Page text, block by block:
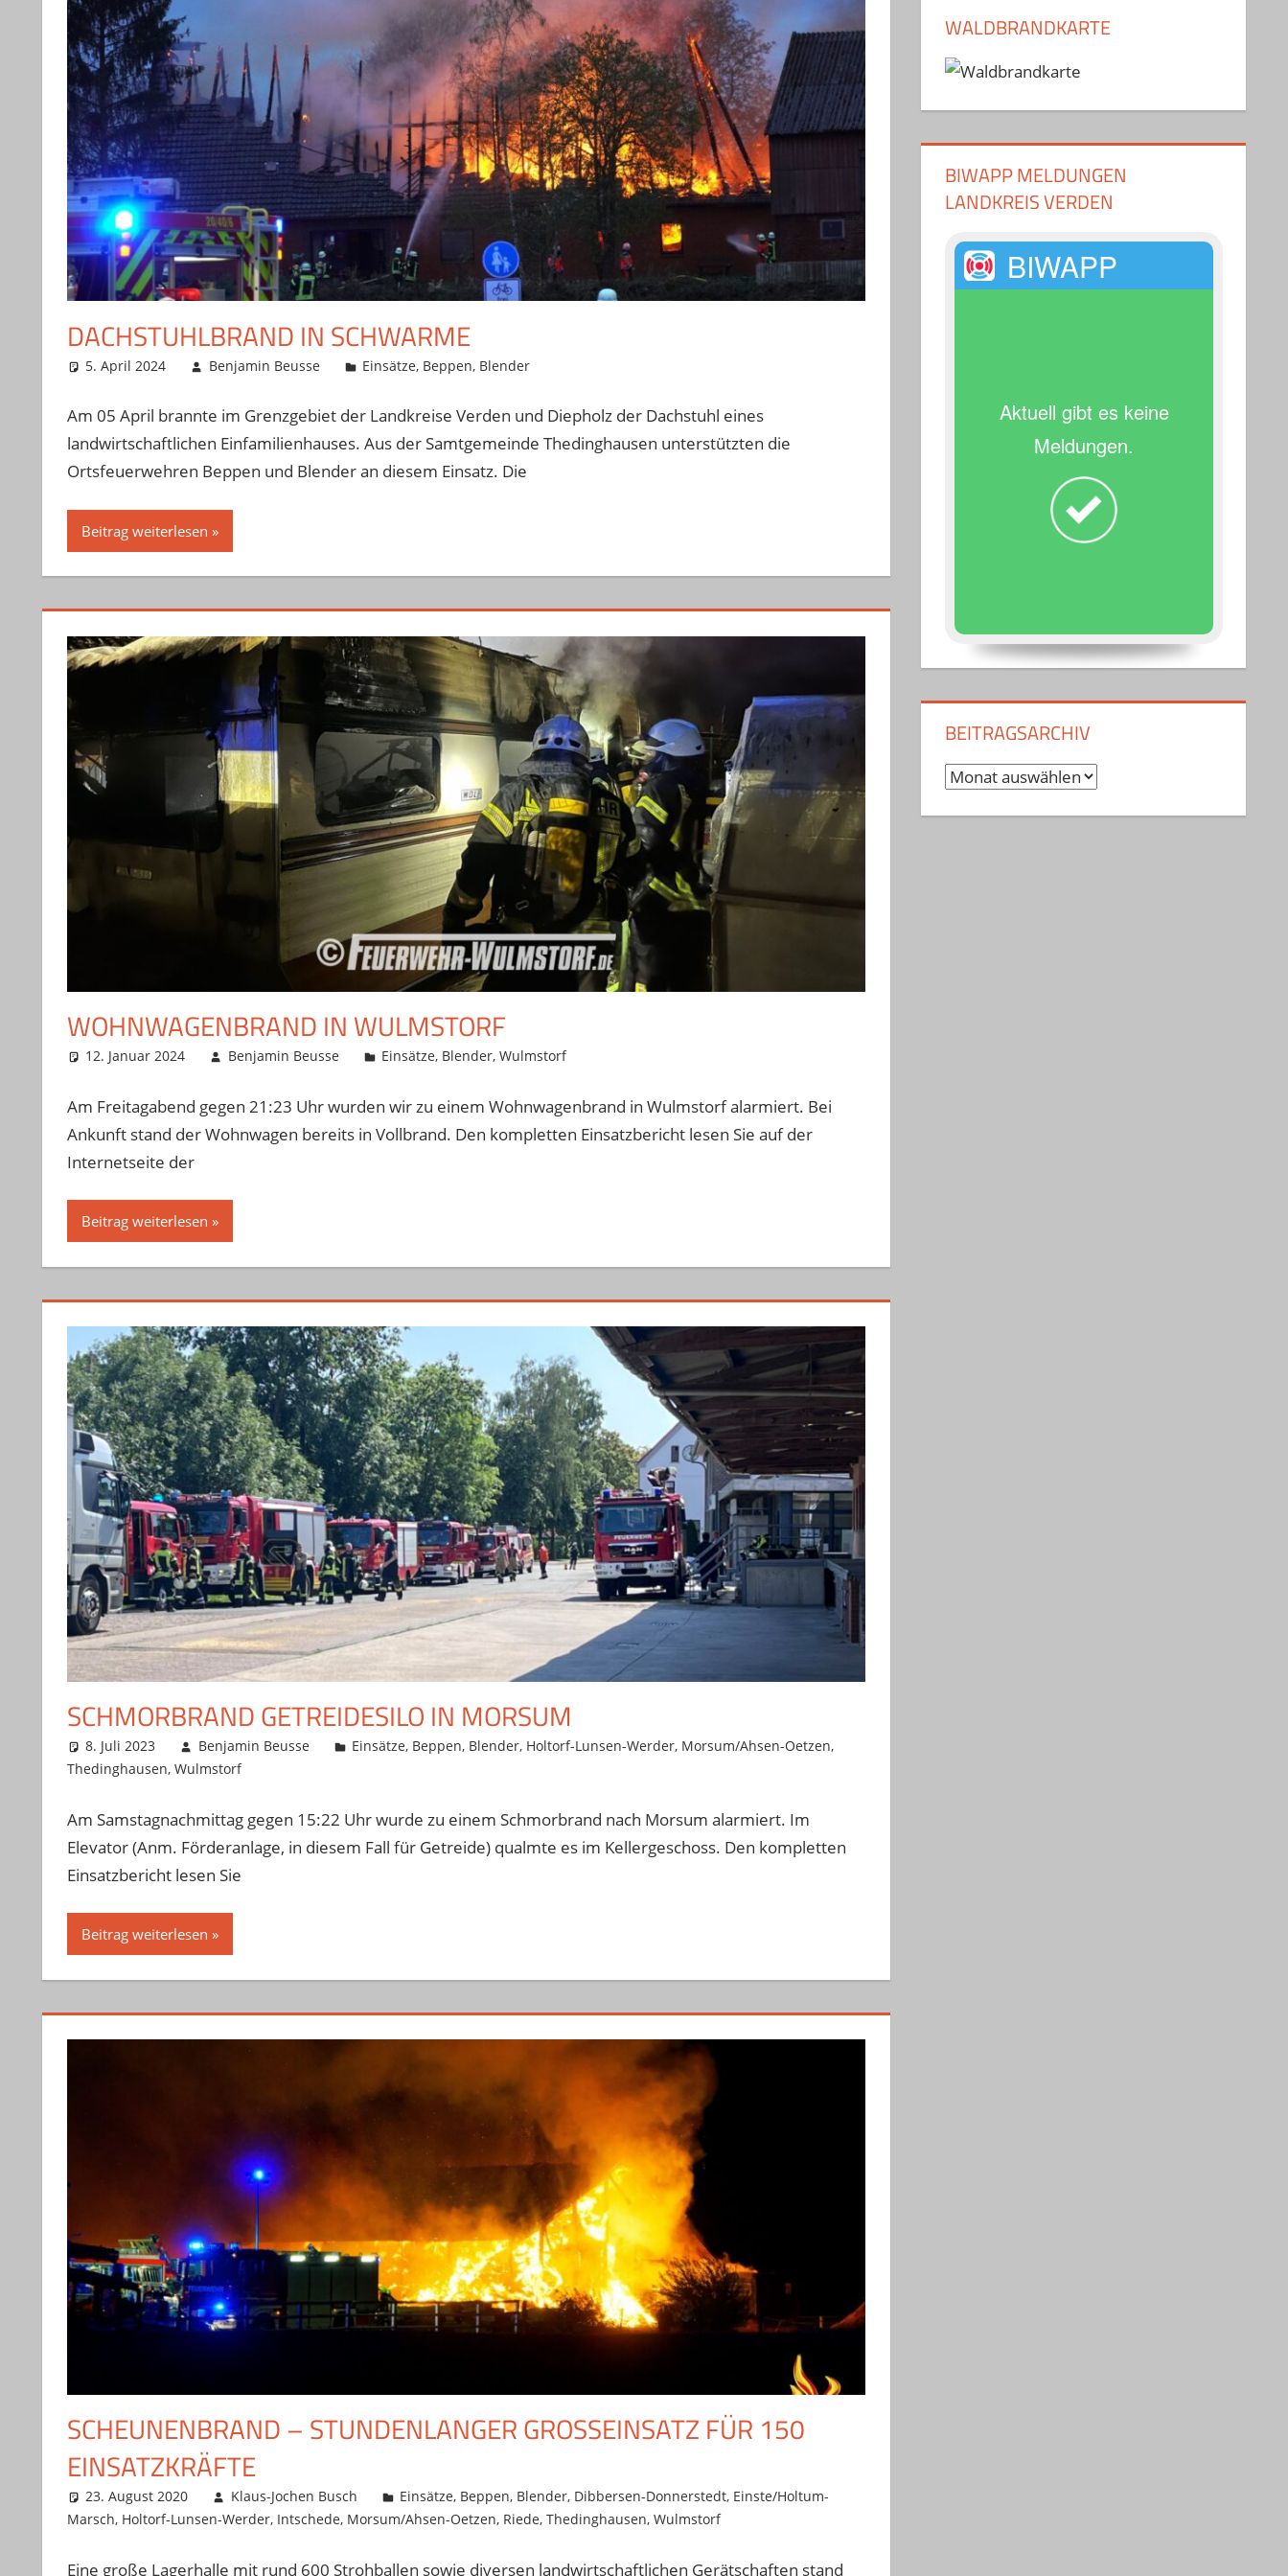
DACHSTUHLBRAND IN SCHWARME
5. April 2024 Benjamin Beusse Einsätze, Beppen, Blender
Am 05 April brannte im Grenzgebiet der Landkreise Verden und Diepholz der Dachstuhl eines
landwirtschaftlichen Einfamilienhauses. Aus der Samtgemeinde Thedinghausen unterstützten die
Ortsfeuerwehren Beppen und Blender an diesem Einsatz. Die
Beitrag weiterlesen
WOHNWAGENBRAND IN WULMSTORF
12. Januar 2024 Benjamin Beusse Einsätze, Blender,Wulmstorf
Am Freitagabend gegen 21:23 Uhr wurden wir zu einem Wohnwagenbrand in Wulmstorf alarmiert. Bei
Ankunft stand der Wohnwagen bereits in Vollbrand. Den kompletten Einsatzbericht lesen Sie auf der
Internetseite der
Beitrag weiterlesen
SCHMORBRAND GETREIDESILO IN MORSUM
8. Juli 2023 Benjamin Beusse Einsätze, Beppen, Blender, Holtorf-Lunsen-Werder, Morsum/Ahsen-Oetzen,
Thedinghausen, Wulmstorf
Am Samstagnachmittag gegen 15:22 Uhr wurde zu einem Schmorbrand nach Morsum alarmiert. Im
Elevator (Anm. Förderanlage, in diesem Fall für Getreide) qualmte es im Kellergeschoss. Den kompletten
Einsatzbericht lesen Sie
Beitrag weiterlesen
SCHEUNENBRAND – STUNDENLANGER GROSSEINSATZ FÜR 150 E
INSATZKRÄFTE
23. August 2020 Klaus-Jochen Busch Einsätze, Beppen, Blender, Dibbersen-Donnerstedt, Einste/Holtum-
Marsch, Holtorf-Lunsen-Werder, Intschede, Morsum/Ahsen-Oetzen, Riede, Thedinghausen, Wulmstorf
Eine große Lagerhalle mit rund 600 Strohballen sowie diversen landwirtschaftlichen Gerätschaften stand
WALDBRANDKARTE
BIWAPP MELDUNGEN
LANDKREIS VERDEN
BIWAPP
Aktuell gibt es keine
Meldungen.
BEITRAGSARCHIV
Beitragsarchiv